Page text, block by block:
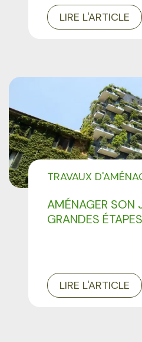
LIRE L'ARTICLE
AMÉNAGER SON
GRANDES ÉTAPES
TRAVAUX
LIRE L'ARTICLE